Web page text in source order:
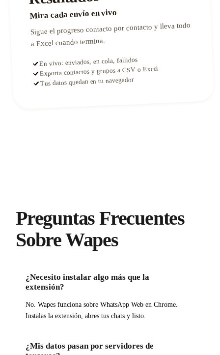
Mira cada envío en vivo
Sigue el progreso contacto por contacto y lleva todo
a Excel cuando termina.
En vivo: enviados, en cola, fallidos
Exporta contactos y grupos a CSV o Excel
Tus datos quedan en tu navegador
Preguntas Frecuentes
Sobre Wapes
¿Necesito instalar algo más que la
extensión?
No. Wapes funciona sobre WhatsApp Web en Chrome.
Instalas la extensión, abres tus chats y listo.
¿Mis datos pasan por servidores de